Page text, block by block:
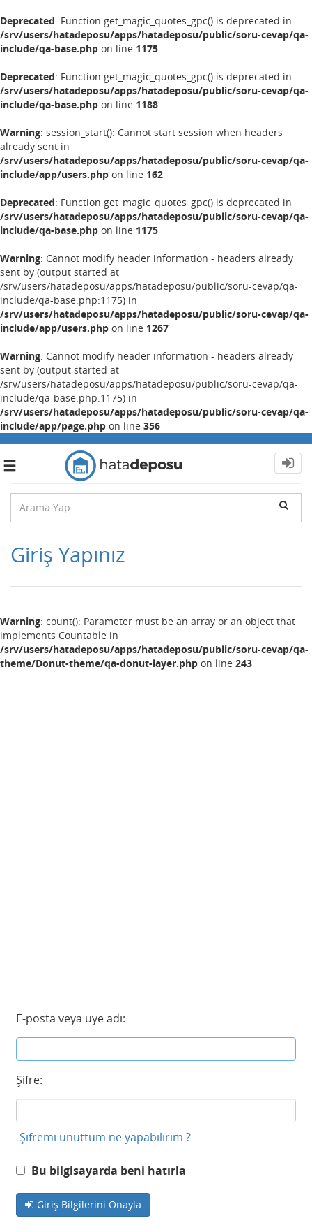
Deprecated: Function get_magic_quotes_gpc() is deprecated in
/srv/users/hatadeposu/apps/hatadeposu/public/soru-cevap/qa-
include/qa-base.php on line 1175
Deprecated: Function get_magic_quotes_gpc() is deprecated in
/srv/users/hatadeposu/apps/hatadeposu/public/soru-cevap/qa-
include/qa-base.php on line 1188
Warning: session_start(): Cannot start session when headers
already sent in
/srv/users/hatadeposu/apps/hatadeposu/public/soru-cevap/qa-
include/app/users.php on line 162
Deprecated: Function get_magic_quotes_gpc() is deprecated in
/srv/users/hatadeposu/apps/hatadeposu/public/soru-cevap/qa-
include/qa-base.php on line 1175
Warning: Cannot modify header information - headers already
sent by (output started at
/srv/users/hatadeposu/apps/hatadeposu/public/soru-cevap/qa-
include/qa-base.php:1175) in
/srv/users/hatadeposu/apps/hatadeposu/public/soru-cevap/qa-
include/app/users.php on line 1267
Warning: Cannot modify header information - headers already
sent by (output started at
/srv/users/hatadeposu/apps/hatadeposu/public/soru-cevap/qa-
include/qa-base.php:1175) in
/srv/users/hatadeposu/apps/hatadeposu/public/soru-cevap/qa-
include/app/page.php on line 356
Toggle
Giriş Yapınız
Warning: count(): Parameter must be an array or an object that
implements Countable in
/srv/users/hatadeposu/apps/hatadeposu/public/soru-cevap/qa-
theme/Donut-theme/qa-donut-layer.php on line 243
E-posta veya üye adı:
Şifre:
Şifremi unuttum ne yapabilirim ?
Bu bilgisayarda beni hatırla
Giriş Bilgilerini Onayla